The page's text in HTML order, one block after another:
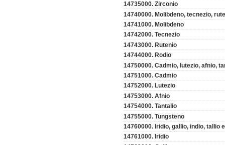
14735000. Zirconio
14740000. Molibdeno, tecnezio,
14741000. Molibdeno
14742000. Tecnezio
14743000. Rutenio
14744000. Rodio
14750000. Cadmio, lutezio, afnio,
14751000. Cadmio
14752000. Lutezio
14753000. Afnio
14754000. Tantalio
14755000. Tungsteno
14760000. Iridio, gallio, indio, tallio
14761000. Iridio